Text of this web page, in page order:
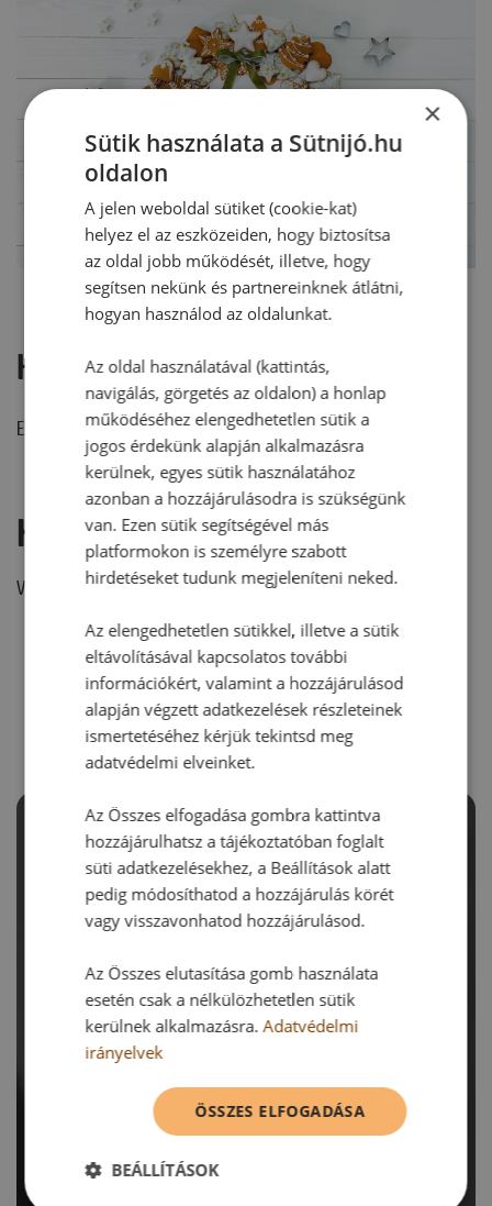
Hozzászólások
Ehhez a recepthez még nem érkezett hozzászólás.
Hozzászólás írása
Vélemény írásához, kérjük,jelentkezz be!
RECEPTAJÁNLÓ
×
Sütik használata a Sütnijó.hu
oldalon
A jelen weboldal sütiket (cookie-kat)
helyez el az eszközeiden, hogy biztosítsa
az oldal jobb működését, illetve, hogy
segítsen nekünk és partnereinknek átlátni,
hogyan használod az oldalunkat.
Az oldal használatával (kattintás,
navigálás, görgetés az oldalon) a honlap
működéséhez elengedhetetlen sütik a
jogos érdekünk alapján alkalmazásra
kerülnek, egyes sütik használatához
azonban a hozzájárulásodra is szükségünk
van. Ezen sütik segítségével más
platformokon is személyre szabott
hirdetéseket tudunk megjeleníteni neked.
Az elengedhetetlen sütikkel, illetve a sütik
eltávolításával kapcsolatos további
információkért, valamint a hozzájárulásod
alapján végzett adatkezelések részleteinek
ismertetéséhez kérjük tekintsd meg
adatvédelmi elveinket.
Az Összes elfogadása gombra kattintva
hozzájárulhatsz a tájékoztatóban foglalt
süti adatkezelésekhez, a Beállítások alatt
pedig módosíthatod a hozzájárulás körét
vagy visszavonhatod hozzájárulásod.
Az Összes elutasítása gomb használata
esetén csak a nélkülözhetetlen sütik
kerülnek alkalmazásra.Adatvédelmi
irányelvek
ÖSSZES ELFOGADÁSA
BEÁLLÍTÁSOK